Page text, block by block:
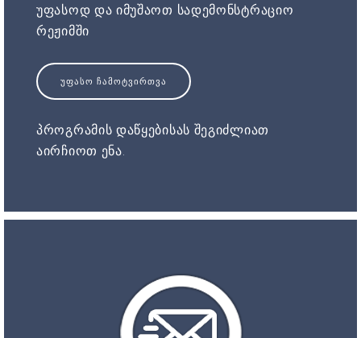
უფასოდ და იმუშაოთ სადემონსტრაციო
რეჟიმში
ᲣᲤᲐᲡᲝ ᲩᲐᲛᲝᲢᲕᲘᲠᲗᲕᲐ
პროგრამის დაწყებისას შეგიძლიათ
აირჩიოთ ენა.